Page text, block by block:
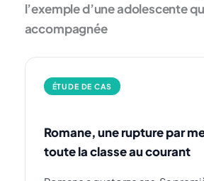
l’exemple d’une adolescente
accompagnée
ÉTUDE DE CAS
Romane, une rupture par
toute la classe au courant